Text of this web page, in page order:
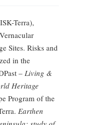
Terra),
Sites. Risks and
in the
– Living &
Heritage
Program of the
Earthen